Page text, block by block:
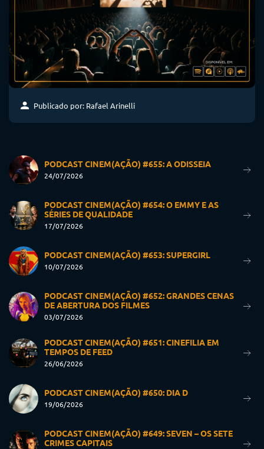
Publicado por: Rafael Arinelli
PODCAST CINEM(AÇÃO) #655: A ODISSEIA
24/07/2026
PODCAST CINEM(AÇÃO) #654: O EMMY E AS
SÉRIES DE QUALIDADE
17/07/2026
PODCAST CINEM(AÇÃO) #653: SUPERGIRL
10/07/2026
PODCAST CINEM(AÇÃO) #652: GRANDES CENAS
DE ABERTURA DOS FILMES
03/07/2026
PODCAST CINEM(AÇÃO) #651: CINEFILIA EM
TEMPOS DE FEED
26/06/2026
PODCAST CINEM(AÇÃO) #650: DIA D
19/06/2026
PODCAST CINEM(AÇÃO) #649: SEVEN – OS SETE
CRIMES CAPITAIS